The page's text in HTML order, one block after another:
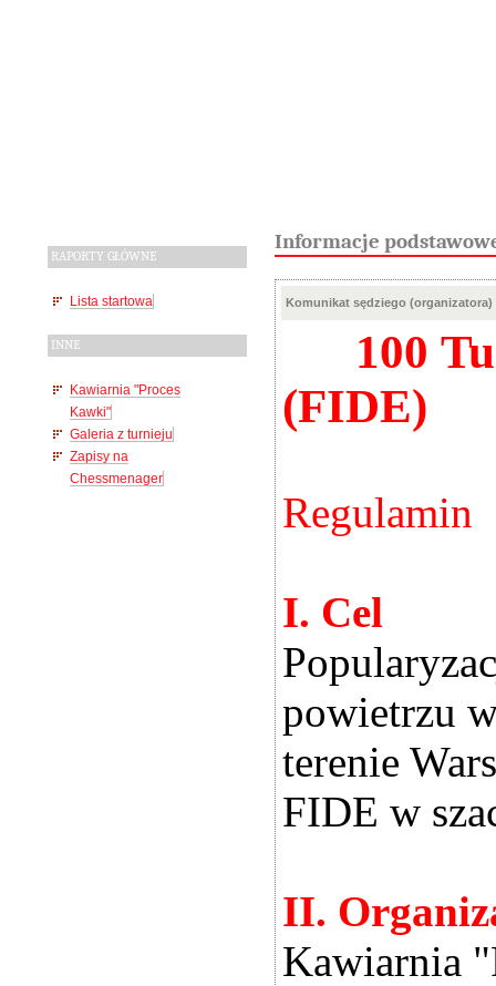
RAPORTY GŁÓWNE
Lista startowa
INNE
Kawiarnia "Proces
Kawki"
Galeria z turnieju
Zapisy na
Chessmenager
Informacje
Komunikat sędziego (organizatora)
100
(FIDE)
Regulamin
I. Cel
powietrzu
terenie
FIDE w
II.
Kawiarnia